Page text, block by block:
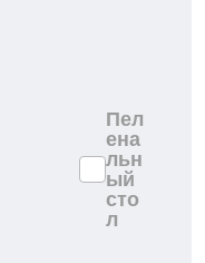
Пел
ена
льн
ый
сто
л